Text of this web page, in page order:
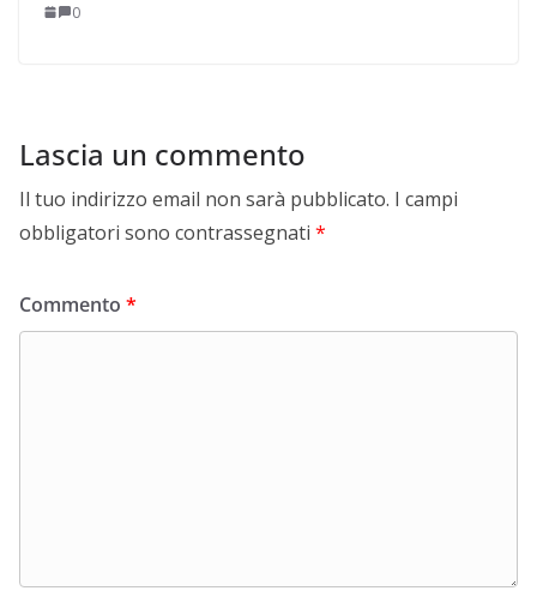
0
Lascia un commento
Il tuo indirizzo email non sarà pubblicato. I campi
obbligatori sono contrassegnati *
Commento *